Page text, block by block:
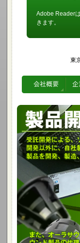
Adobe Reader
きます。
東
受託開発によるソフ
ド社のプロオーディオ
3GPP対応携帯電話開
ノイズキャンセルマイ
AURA SOUND のスピ
AURA SOUND の体感